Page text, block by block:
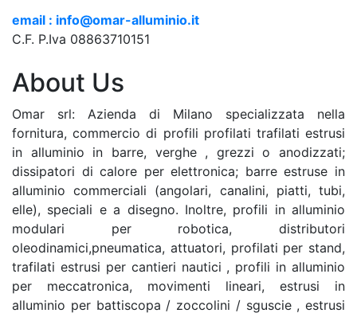
email : info@omar-alluminio.it
C.F. P.Iva 08863710151
About Us
Omar srl: Azienda di Milano specializzata nella
fornitura, commercio di profili profilati trafilati estrusi
in alluminio in barre, verghe , grezzi o anodizzati;
dissipatori di calore per elettronica; barre estruse in
alluminio commerciali (angolari, canalini, piatti, tubi,
elle), speciali e a disegno. Inoltre, profili in alluminio
modulari per robotica, distributori
oleodinamici,pneumatica, attuatori, profilati per stand,
trafilati estrusi per cantieri nautici , profili in alluminio
per meccatronica, movimenti lineari, estrusi in
alluminio per battiscopa / zoccolini / sguscie , estrusi